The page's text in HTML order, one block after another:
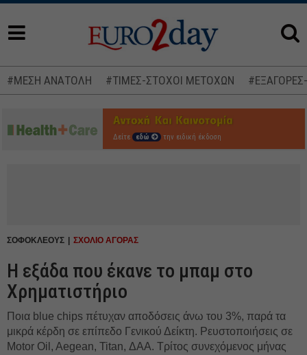
#ΜΕΣΗ ΑΝΑΤΟΛΗ #ΤΙΜΕΣ-ΣΤΟΧΟΙ ΜΕΤΟΧΩΝ
Δείτε εδώ την ειδική έκδοση
ΣΟΦΟΚΛΕΟΥΣ ΣΧΟΛΙΟ ΑΓΟΡΑΣ
Η εξάδα που έκανε το μπαμ στο
Χρηματιστήριο
Ποια blue chips πέτυχαν αποδόσεις άνω του 3%, παρά τα
μικρά κέρδη σε επίπεδο Γενικού Δείκτη. Ρευστοποιήσεις σε
Motor Oil, Aegean, Titan, ΔΑΑ. Τρίτος συνεχόμενος μήνας